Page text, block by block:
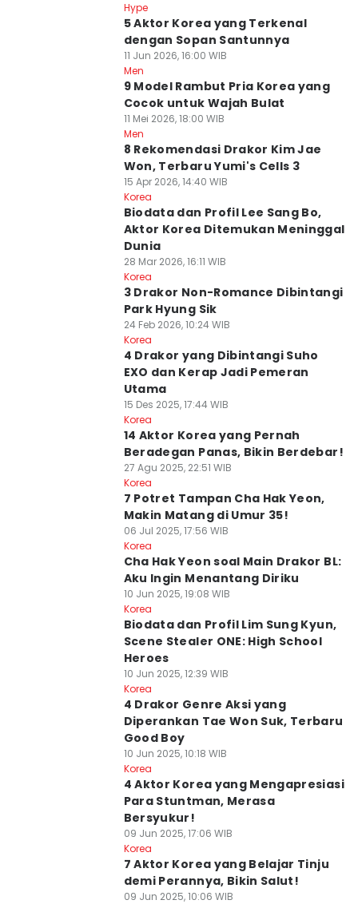
Hype
5 Aktor Korea yang Terkenal
dengan Sopan Santunnya
11 Jun 2026, 16:00 WIB
Men
9 Model Rambut Pria Korea yang
Cocok untuk Wajah Bulat
11 Mei 2026, 18:00 WIB
Men
8 Rekomendasi Drakor Kim Jae
Won, Terbaru Yumi's Cells 3
15 Apr 2026, 14:40 WIB
Korea
Biodata dan Profil Lee Sang Bo,
Aktor Korea Ditemukan Meninggal
Dunia
28 Mar 2026, 16:11 WIB
Korea
3 Drakor Non-Romance Dibintangi
Park Hyung Sik
24 Feb 2026, 10:24 WIB
Korea
4 Drakor yang Dibintangi Suho
EXO dan Kerap Jadi Pemeran
Utama
15 Des 2025, 17:44 WIB
Korea
14 Aktor Korea yang Pernah
Beradegan Panas, Bikin Berdebar!
27 Agu 2025, 22:51 WIB
Korea
7 Potret Tampan Cha Hak Yeon,
Makin Matang di Umur 35!
06 Jul 2025, 17:56 WIB
Korea
Cha Hak Yeon soal Main Drakor BL:
Aku Ingin Menantang Diriku
10 Jun 2025, 19:08 WIB
Korea
Biodata dan Profil Lim Sung Kyun,
Scene Stealer ONE: High School
Heroes
10 Jun 2025, 12:39 WIB
Korea
4 Drakor Genre Aksi yang
Diperankan Tae Won Suk, Terbaru
Good Boy
10 Jun 2025, 10:18 WIB
Korea
4 Aktor Korea yang Mengapresiasi
Para Stuntman, Merasa
Bersyukur!
09 Jun 2025, 17:06 WIB
Korea
7 Aktor Korea yang Belajar Tinju
demi Perannya, Bikin Salut!
09 Jun 2025, 10:06 WIB